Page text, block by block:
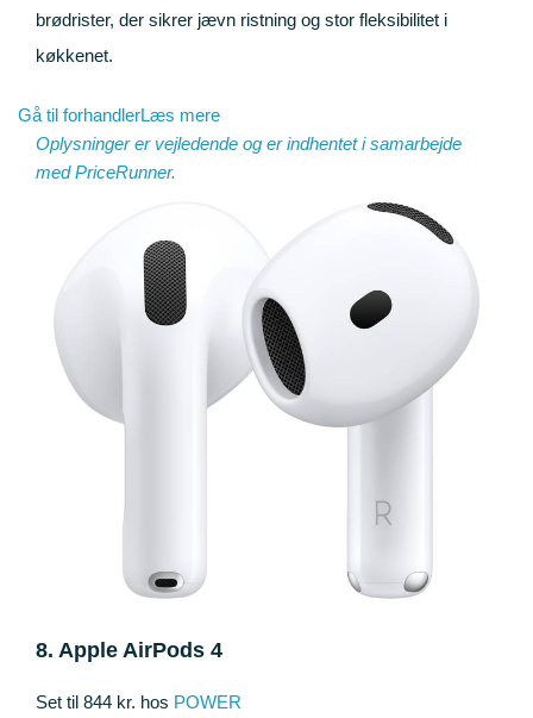
brødrister, der sikrer jævn ristning og stor fleksibilitet i
køkkenet.
Gå til forhandlerLæs mere
Oplysninger er vejledende og er indhentet i samarbejde
medPriceRunner.
8. Apple AirPods 4
Set til 844 kr. hos POWER